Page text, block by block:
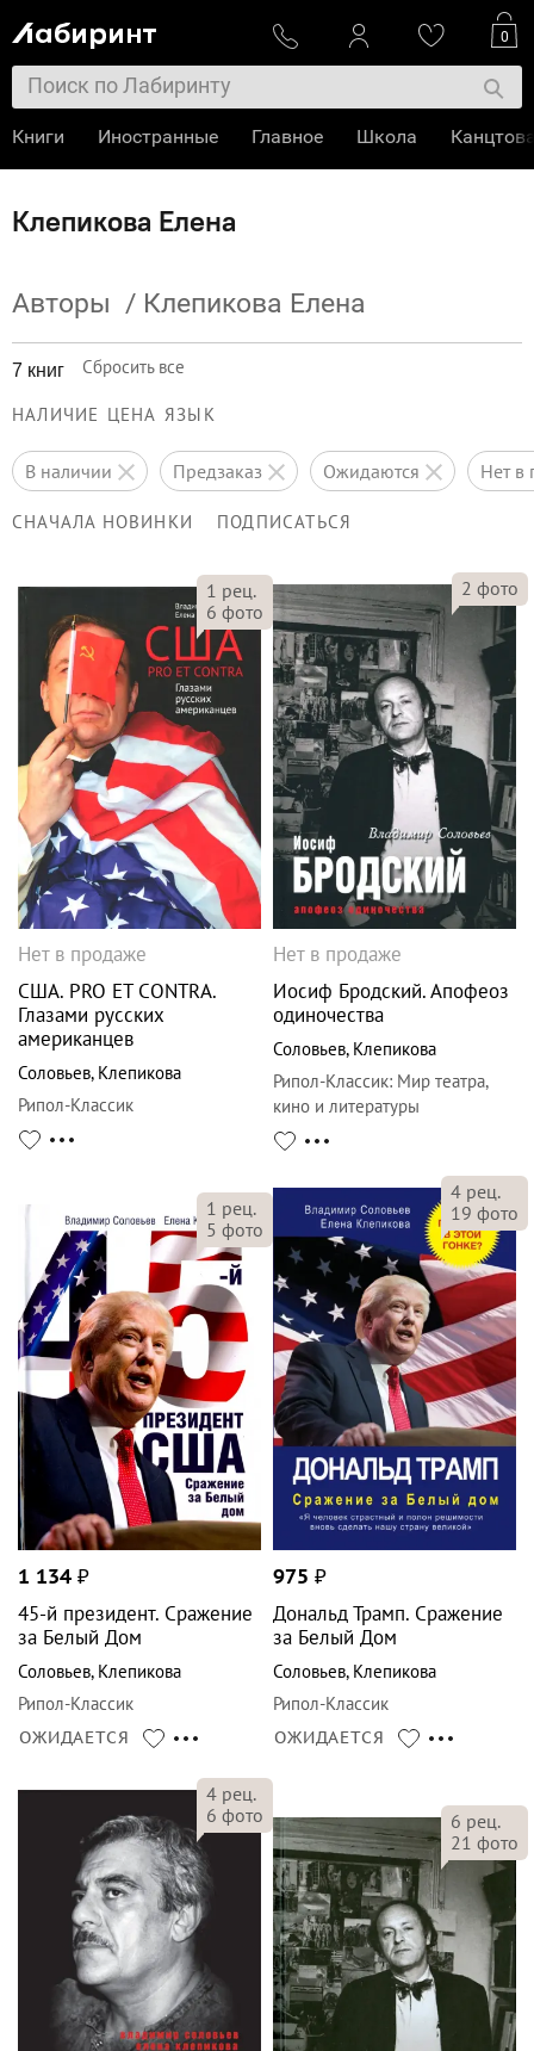
Клепикова Елена
Авторы / Клепикова Елена
7 книг Сбросить все
НАЛИЧИЕ ЦЕНА ЯЗЫК
в наличии предзаказ ожидаются нет
СНАЧАЛА НОВИНКИ ПОДПИСАТЬСЯ
1 рец.
6 фото
Нет в продаже
США. PRO ET CONTRA.
Глазами русских
американцев
Соловьев, Клепикова
Рипол-Классик
2 фото
Нет в продаже
Иосиф Бродский. Апофеоз
одиночества
Соловьев, Клепикова
Рипол-Классик: Мир театра,
кино и литературы
1 рец.
5 фото
1 134 ₽
45-й президент. Сражение
за Белый Дом
Соловьев, Клепикова
Рипол-Классик
ОЖИДАЕТСЯ
4 рец.
19 фото
975 ₽
Дональд Трамп. Сражение
за Белый Дом
Соловьев, Клепикова
Рипол-Классик
ОЖИДАЕТСЯ
4 рец.
6 фото 6 рец.
21 фото
0
Книги Иностранные Главное Школа